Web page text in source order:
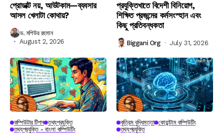
প্রোডাক্ট নয়, আউটকাম—ব্যবসার
আসল খেলাটা কোথায়?
ড. মশিউর রহমান
August 2, 2026
প্রযুক্তিখাতে বিদেশী বিনিয়োগ,
শিক্ষিত প্রজন্মের কর্মসংস্হান এবং
কিছু প্রতিবন্ধকতা
Biggani Org July 31, 2026
কম্পিউটার টিপস তথ্যপ্রযুক্তি
তথ্যপ্রযুক্তি - বাংলা কম্পিউটিং
কৃত্রিম বুদ্ধিমত্তা কোয়ান্টাম কম্পিউটিং
তথ্যপ্রযুক্তি